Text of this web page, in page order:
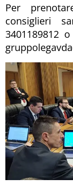
Per
consiglieri
3401189812